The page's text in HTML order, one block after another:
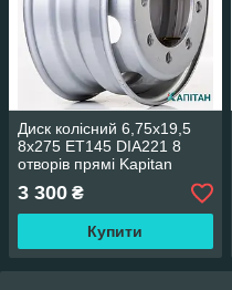
Диск колісний 6,75x19,5
8x275 ET145 DIA221 8
отворів прямі Kapitan
3 300 ₴
Купити